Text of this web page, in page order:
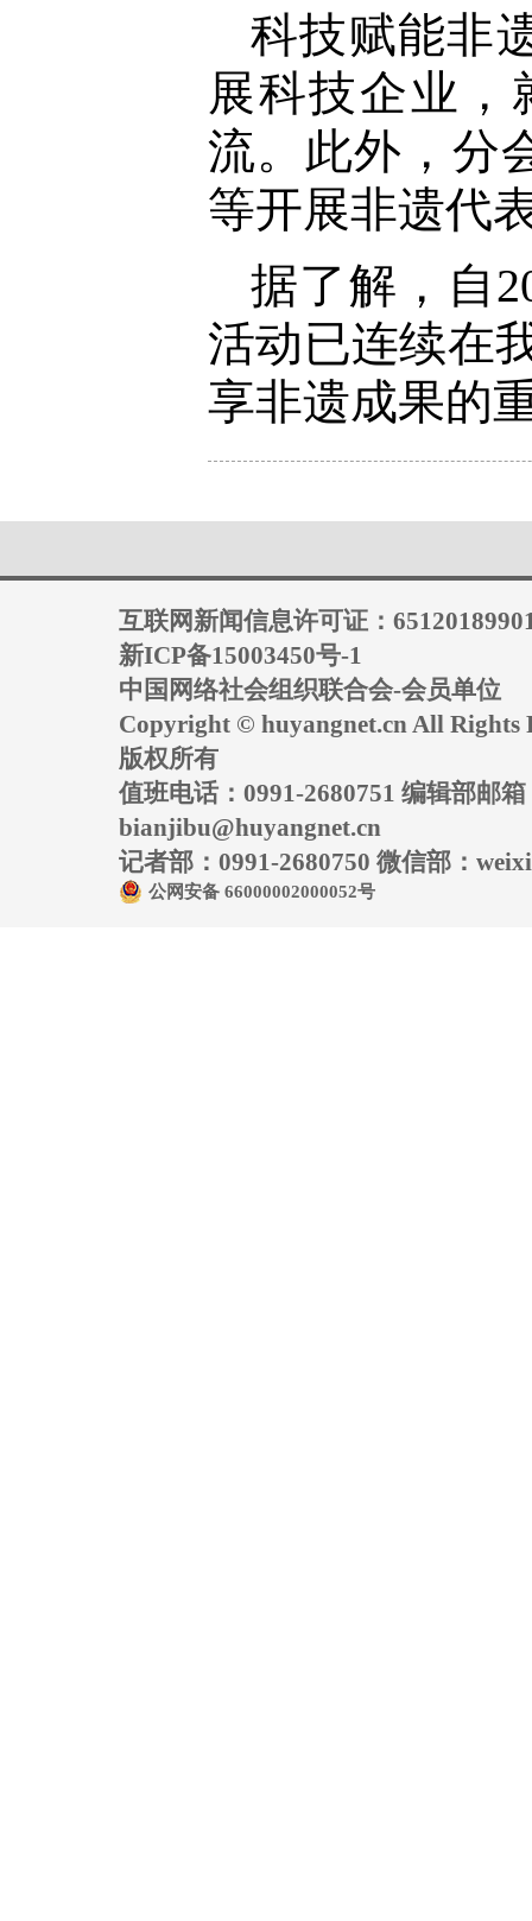
科技赋能非
展科技企业
流。此外，分
等开展非遗代
据了解，自
活动已连续在
享非遗成果的
互联网新闻信息许可证：
新ICP备15003450号-1
中国网络社会组织联合会-会员单位
Copyright © huyangnet.cn All Rights
版权所有
值班电话：0991-2680751 编辑部邮箱
bianjibu@huyangnet.cn
记者部：0991-2680750 微信部：
公网安备 66000002000052号